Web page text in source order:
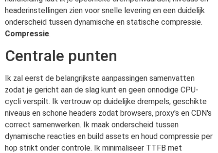
headerinstellingen zien voor snelle levering en een duidelijk
onderscheid tussen dynamische en statische compressie.
Compressie.
Centrale punten
Ik zal eerst de belangrijkste aanpassingen samenvatten
zodat je gericht aan de slag kunt en geen onnodige CPU-
cycli verspilt. Ik vertrouw op duidelijke drempels, geschikte
niveaus en schone headers zodat browsers, proxy's en CDN's
correct samenwerken. Ik maak onderscheid tussen
dynamische reacties en build assets en houd compressie per
hop strikt onder controle. Ik minimaliseer TTFB met